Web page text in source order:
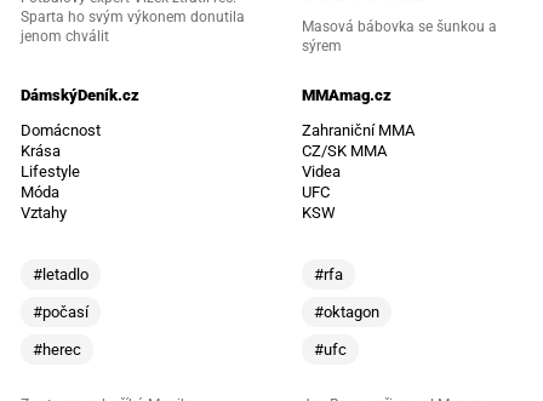
Sparta ho svým výkonem donutila
jenom chválit
Masová bábovka se šunkou a
sýrem
DámskýDeník.cz
Domácnost
Krása
Lifestyle
Móda
Vztahy
#letadlo
#počasí
#herec
MMAmag.cz
Zahraniční MMA
CZ/SK MMA
Videa
UFC
KSW
#rfa
#oktagon
#ufc